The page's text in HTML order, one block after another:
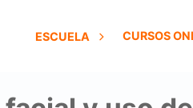
ESCUELA CURSOS